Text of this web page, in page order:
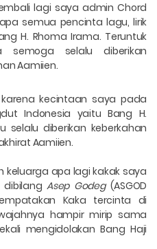
lagi saya admin Chord
semua pencinta lagu, lirik
H. Rhoma Irama. Teruntuk
semoga selalu diberikan
Aamiien.
kecintaan saya pada
Indonesia yaitu Bang H.
selalu diberikan keberkahan
Aamiien.
keluarga apa lagi kakak saya
dibilangAsep Godeg(ASGOD
Kaka tercinta di
hampir mirip sama
mengidolakan Bang Haji